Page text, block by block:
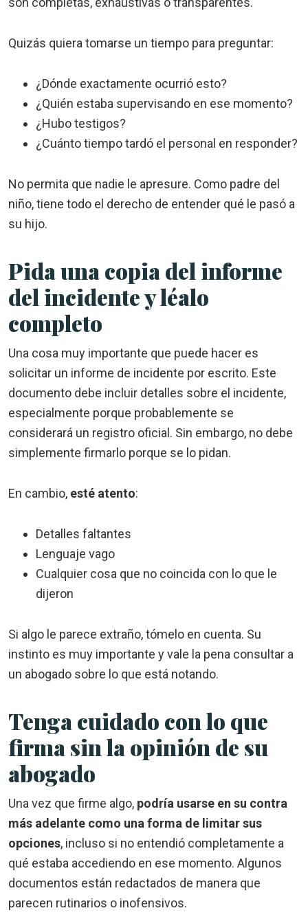
Quizás quiera tomarse un tiempo para preguntar:
¿Dónde exactamente ocurrió esto?
¿Quién estaba supervisando en ese momento?
¿Hubo testigos?
¿Cuánto tiempo tardó el personal en responder?
No permita que nadie le apresure. Como padre del
niño, tiene todo el derecho de entender qué le pasó a
su hijo.
Pida una copia del informe
del incidente y léalo
completo
Una cosa muy importante que puede hacer es
solicitar un informe de incidente por escrito. Este
documento debe incluir detalles sobre el incidente,
especialmente porque probablemente se
considerará un registro oficial. Sin embargo, no debe
simplemente firmarlo porque se lo pidan.
En cambio, esté atento:
Detalles faltantes
Lenguaje vago
Cualquier cosa que no coincida con lo que le
dijeron
Si algo le parece extraño, tómelo en cuenta. Su
instinto es muy importante y vale la pena consultar a
un abogado sobre lo que está notando.
Tenga cuidado con lo que
firma sin la opinión de su
abogado
Una vez que firme algo, podría usarse en su contra
más adelante como una forma de limitar sus
opciones, incluso si no entendió completamente a
qué estaba accediendo en ese momento. Algunos
documentos están redactados de manera que
parecen rutinarios o inofensivos.